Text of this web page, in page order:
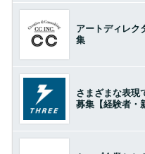
アートディレク
集
さまざまな表現
募集【経験者・